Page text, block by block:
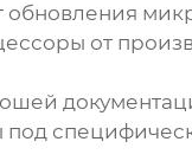
обновления
от
под